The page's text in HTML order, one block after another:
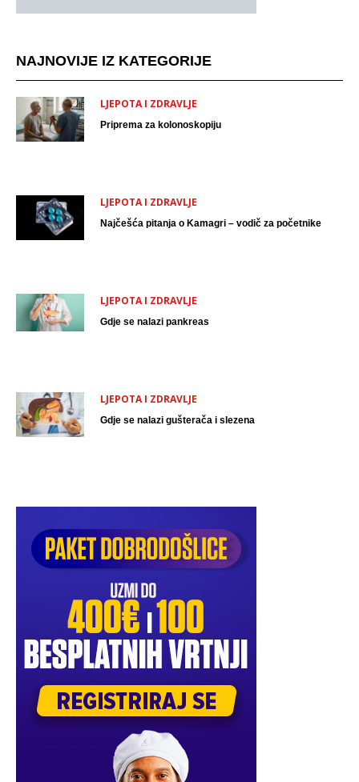
NAJNOVIJE IZ KATEGORIJE
LJEPOTA I ZDRAVLJE
Priprema za kolonoskopiju
LJEPOTA I ZDRAVLJE
Najčešća pitanja o Kamagri – vodič za početnike
LJEPOTA I ZDRAVLJE
Gdje se nalazi pankreas
LJEPOTA I ZDRAVLJE
Gdje se nalazi gušterača i slezena